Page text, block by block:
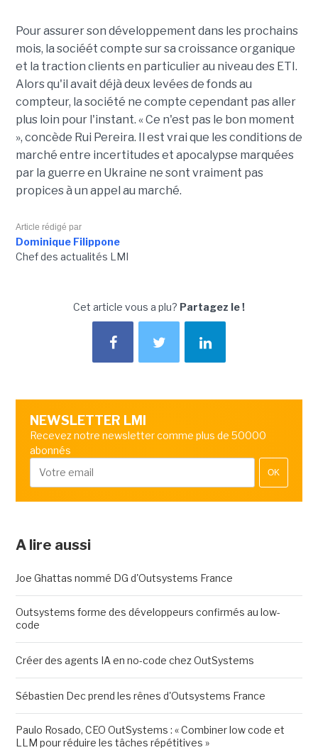
Pour assurer son développement dans les prochains
mois, la sociéét compte sur sa croissance organique
et la traction clients en particulier au niveau des ETI.
Alors qu'il avait déjà deux levées de fonds au
compteur, la société ne compte cependant pas aller
plus loin pour l'instant. « Ce n'est pas le bon moment
», concède Rui Pereira. Il est vrai que les conditions de
marché entre incertitudes et apocalypse marquées
par la guerre en Ukraine ne sont vraiment pas
propices à un appel au marché.
Article rédigé par
Dominique Filippone
Chef des actualités LMI
Cet article vous a plu? Partagez le !
NEWSLETTER LMI
Recevez notre newsletter comme plus de 50000
abonnés
OK
A lire aussi
Joe Ghattas nommé DG d'Outsystems France
Outsystems forme des développeurs confirmés au low-
code
Créer des agents IA en no-code chez OutSystems
Sébastien Dec prend les rênes d'Outsystems France
Paulo Rosado, CEO OutSystems : « Combiner low code et
LLM pour réduire les tâches répétitives »